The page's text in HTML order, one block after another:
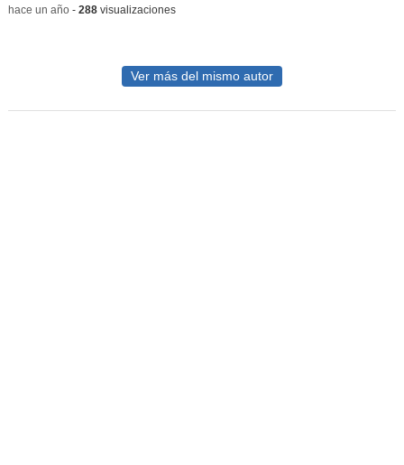
-hace un año- 288visualizaciones
Ver más del mismo autor